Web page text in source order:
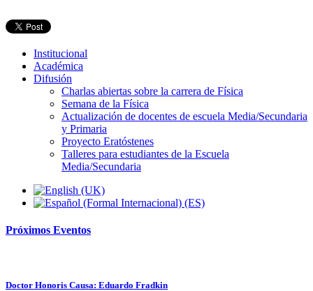
Institucional
Académica
Difusión
Charlas abiertas sobre la carrera de Física
Semana de la Física
Actualización de docentes de escuela Media/Secundaria
y Primaria
Proyecto Eratóstenes
Talleres para estudiantes de la Escuela
Media/Secundaria
Próximos Eventos
Doctor Honoris Causa: Eduardo Fradkin